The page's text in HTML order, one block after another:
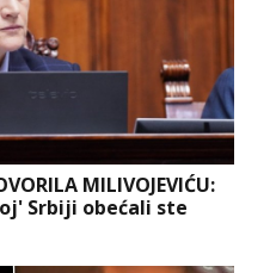
MILIVOJEVIĆU:
Srbiji obećali ste